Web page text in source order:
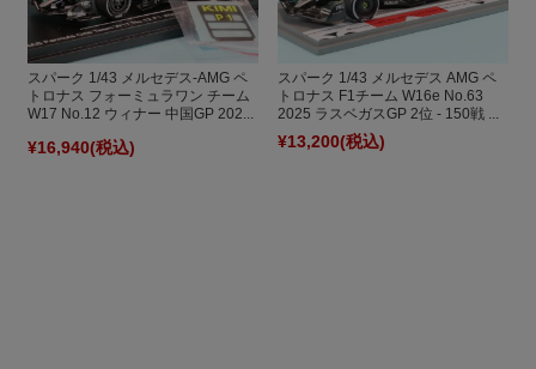
スパーク 1/43 メルセデス-AMG ペ
トロナス フォーミュラワン チーム
W17 No.12 ウィナー 中国GP 202...
¥16,940(税込)
スパーク 1/43 メルセデス AMG ペ
トロナス F1チーム W16e No.63
2025 ラスベガスGP 2位 - 150戦 ...
¥13,200(税込)